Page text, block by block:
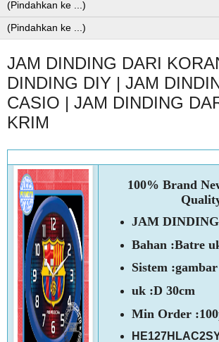
JAM DINDING DARI
DINDING DIY | JAM
CASIO | JAM DINDING
KRIM
100% Brand
JAM DINDING
Bahan :Batre
Sistem
uk :D 30cm
Min Order